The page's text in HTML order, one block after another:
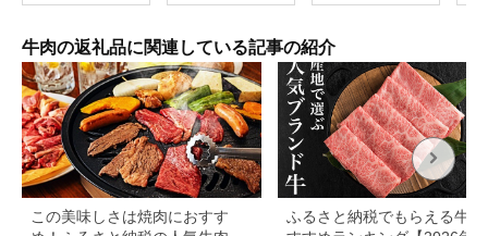
牛 ブランド牛 高級肉
プレゼント 焼肉 グル
メ 送料無料 【配送不
可地域：離島】
【G1440980】
氷温熟成×極味付け】
牛肉の返礼品に関連している記事の紹介
この美味しさは焼肉におすす
ふるさと納税でもらえる牛肉